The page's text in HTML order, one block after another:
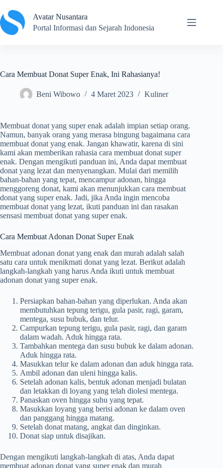
to
content
Avatar Nusantara
Portal Informasi dan Sejarah Indonesia
Cara Membuat Donat Super Enak, Ini Rahasianya!
Beni Wibowo 4 Maret 2023 Kuliner
Membuat donat yang super enak adalah impian setiap orang.
Namun, banyak orang yang merasa bingung bagaimana cara
membuat donat yang enak. Jangan khawatir, karena di sini
kami akan memberikan rahasia cara membuat donat super
enak. Dengan mengikuti panduan ini, Anda dapat membuat
donat yang lezat dan menyenangkan. Mulai dari memilih
bahan-bahan yang tepat, mencampur adonan, hingga
menggoreng donat, kami akan menunjukkan cara membuat
donat yang super enak. Jadi, jika Anda ingin mencoba
membuat donat yang lezat, ikuti panduan ini dan rasakan
sensasi membuat donat yang super enak.
Cara Membuat Adonan Donat Super Enak
Membuat adonan donat yang enak dan murah adalah salah
satu cara untuk menikmati donat yang lezat. Berikut adalah
langkah-langkah yang harus Anda ikuti untuk membuat
adonan donat yang super enak.
Persiapkan bahan-bahan yang diperlukan. Anda akan
membutuhkan tepung terigu, gula pasir, ragi, garam,
mentega, susu bubuk, dan telur.
Campurkan tepung terigu, gula pasir, ragi, dan garam
dalam wadah. Aduk hingga rata.
Tambahkan mentega dan susu bubuk ke dalam adonan.
Aduk hingga rata.
Masukkan telur ke dalam adonan dan aduk hingga rata.
Ambil adonan dan uleni hingga kalis.
Setelah adonan kalis, bentuk adonan menjadi bulatan
dan letakkan di loyang yang telah diolesi mentega.
Panaskan oven hingga suhu yang tepat.
Masukkan loyang yang berisi adonan ke dalam oven
dan panggang hingga matang.
Setelah donat matang, angkat dan dinginkan.
Donat siap untuk disajikan.
Dengan mengikuti langkah-langkah di atas, Anda dapat
membuat adonan donat yang super enak dan murah